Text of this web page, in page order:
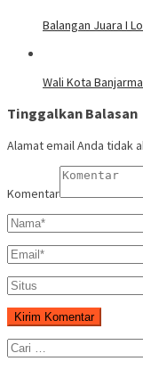
Balangan Juara I
Wali Kota
Tinggalkan Balasan
Alamat email Anda tidak
Komentar
Cari
untuk: